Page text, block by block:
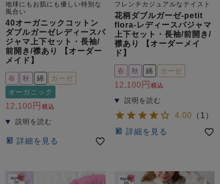
地球にもお肌にも優しい特別な
風合い
40オーガニックコットン
ダブルガーゼレディースパ
ジャマ上下セット・長袖/
前開き/襟あり 【オーダー
メイド】
春 秋 綿
ガーゼ
オーガニック
12,100 税込
詳細を見る
フレンチカジュアルなテイスト
花柄ダブルガーゼ-petit
flora-レディースパジャマ
上下セット・長袖/前開き/
襟あり 【オーダーメイ
ド】
春 秋 綿 ガーゼ
12,100 税込
4.00 （ 1 ）
詳細を見る